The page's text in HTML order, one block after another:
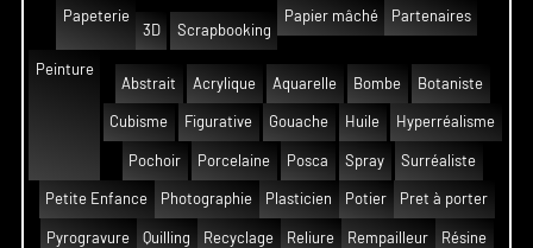
Papeterie
3D
Scrapbooking
Papier mâché Partenaires
Peinture
Abstrait
Acrylique Aquarelle Bombe Botaniste
Cubisme Figurative Gouache Huile Hyperréalisme
Pochoir Porcelaine Posca Spray Surréaliste
Petite Enfance Photographie Plasticien Potier Pret à porter
Pyrogravure Quilling Recyclage Reliure Rempailleur Résine